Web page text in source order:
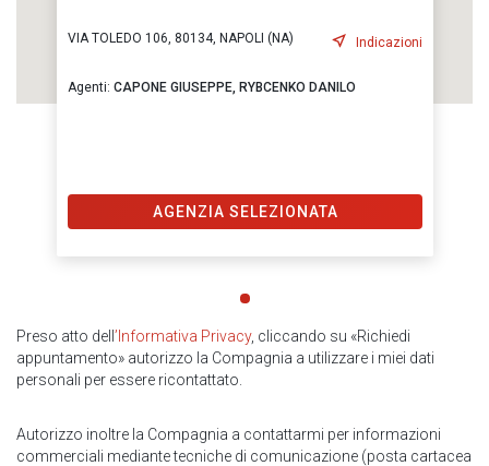
VIA TOLEDO 106, 80134, NAPOLI (NA) Indicazioni
Agenti: CAPONE GIUSEPPE, RYBCENKO DANILO
AGENZIA SELEZIONATA
Preso atto dell ’Informativa Privacy, cliccando su «Richiedi
appuntamento» autorizzo la Compagnia a utilizzare i miei dati
personali per essere ricontattato.
Autorizzo inoltre la Compagnia a contattarmi per informazioni
commerciali mediante tecniche di comunicazione (posta cartacea